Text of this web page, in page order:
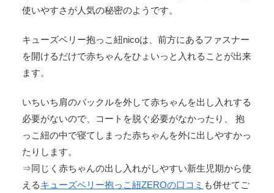
使いやすさが人気の秘密のようです。
キューズベリー抱っこ紐nicoは、前方にあるファスナー
を開けるだけで赤ちゃんをひょいっと入れることが出来
ます。
いちいち肩のバックルを外して赤ちゃんを出し入れする
必要がないので、コートを脱ぐ必要がなかったり、 抱
っこ紐の中で寝てしまった赤ちゃんを外に出しやすかっ
たりします。
⇒同じく赤ちゃんの出し入れがしやすい新生児期から使
えるキューズベリー抱っこ紐ZEROの口コミ も併せてご